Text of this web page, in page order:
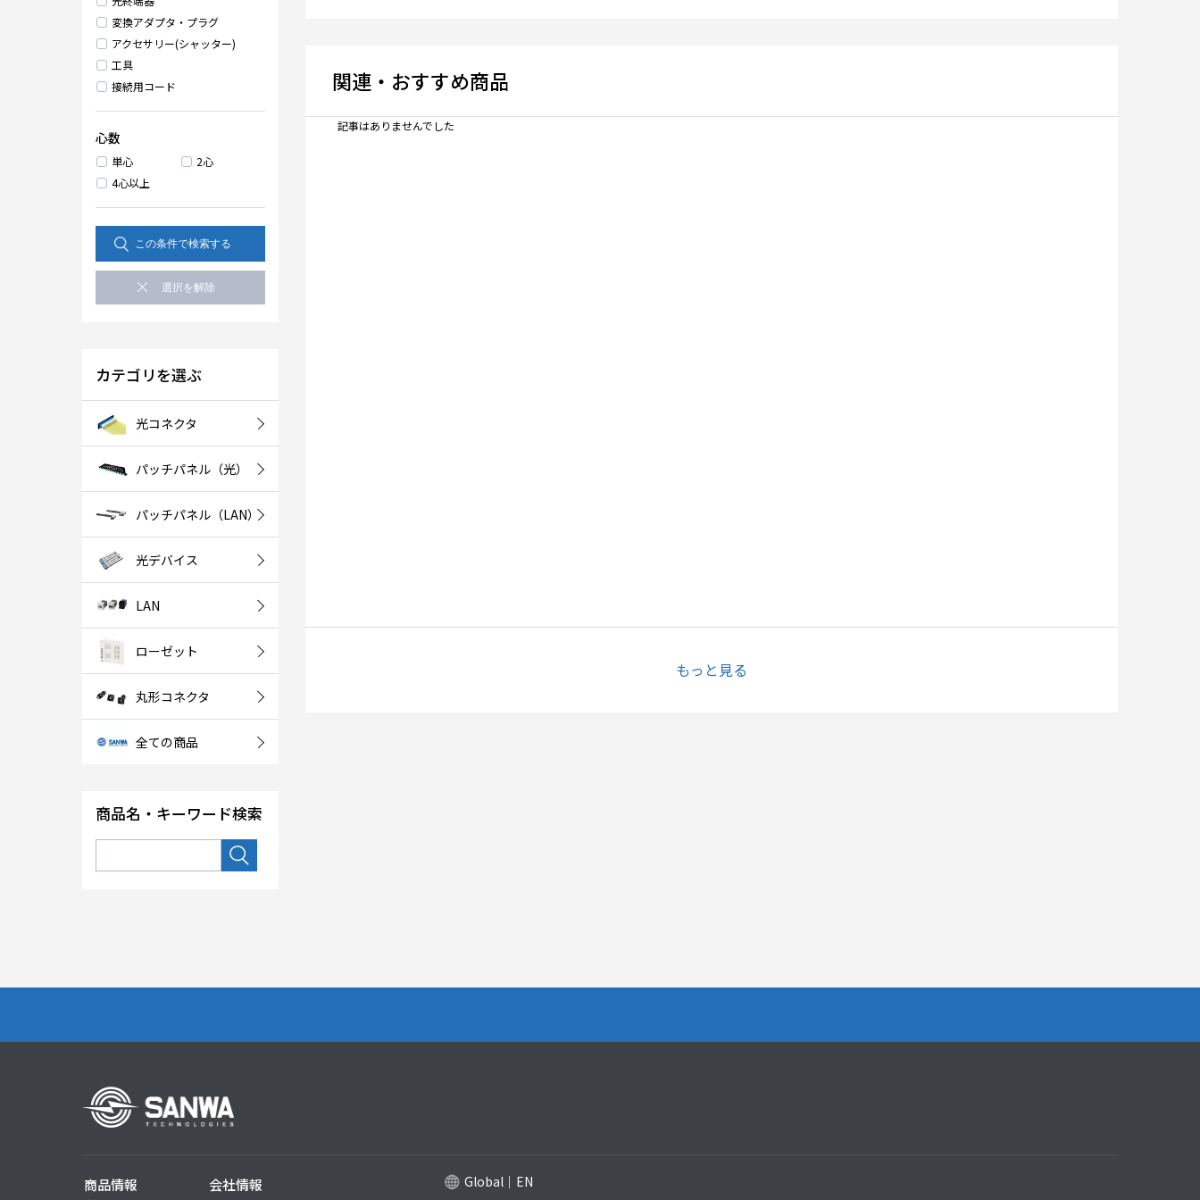
変換アダプタ・プラグ
アクセサリー(シャッター)
工具
接続用コード
心数
単心
2心
4心以上
カテゴリを選ぶ
光コネクタ
パッチパネル（光）
パッチパネル（LAN）
光デバイス
LAN
ローゼット
丸形コネクタ
全ての商品
商品名・キーワード検索
関連・おすすめ商品
記事はありませんでした
もっと見る
商品情報 会社情報 Global｜EN